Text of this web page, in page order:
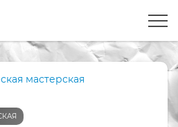
мастерская